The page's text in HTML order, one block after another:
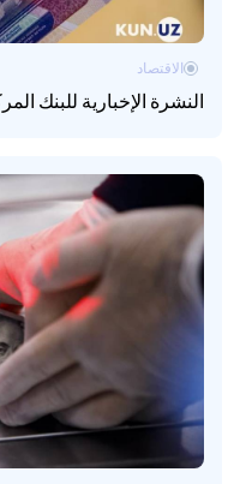
النشرة الإخبارية للبنك
الاقتصاد